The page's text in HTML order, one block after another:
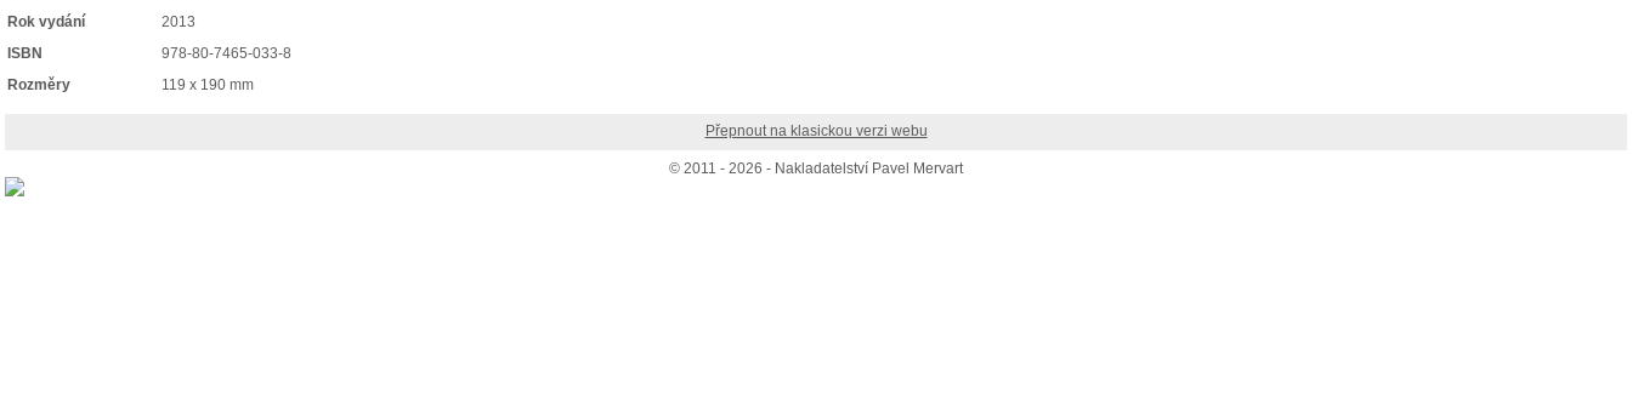
Rok vydání
2013
ISBN
978-80-7465-033-8
Rozměry
119 x 190 mm
Přepnout na klasickou verzi webu
© 2011 - 2026 - Nakladatelství Pavel Mervart